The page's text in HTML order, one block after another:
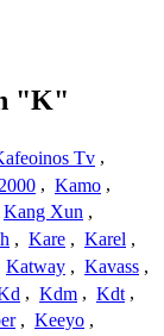
"K"
Tv ,
, Kamo ,
Kang Xun ,
, Kare , Karel ,
Katway , Kavass ,
, Kdm , Kdt ,
, Keeyo ,